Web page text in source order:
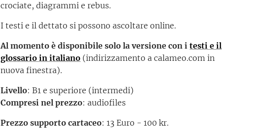
crociate, diagrammi e rebus.
I testi e il dettato si possono ascoltare online.
Al momento è disponibile solo la versione con itesti e il
glossario in italiano (indirizzamento a calameo.com in
nuova finestra).
Livello: B1 e superiore (intermedi)
Compresi nel prezzo: audiofiles
Prezzo supporto cartaceo: 13 Euro - 100 kr.